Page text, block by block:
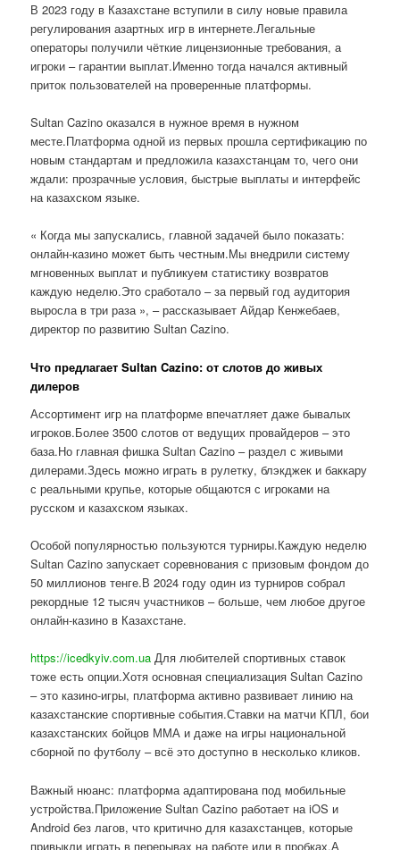
В 2023 году в Казахстане вступили в силу новые правила
регулирования азартных игр в интернете.Легальные
операторы получили чёткие лицензионные требования, а
игроки – гарантии выплат.Именно тогда начался активный
приток пользователей на проверенные платформы.
Sultan Cazino оказался в нужное время в нужном
месте.Платформа одной из первых прошла сертификацию по
новым стандартам и предложила казахстанцам то, чего они
ждали: прозрачные условия, быстрые выплаты и интерфейс
на казахском языке.
« Когда мы запускались, главной задачей было показать:
онлайн-казино может быть честным.Мы внедрили систему
мгновенных выплат и публикуем статистику возвратов
каждую неделю.Это сработало – за первый год аудитория
выросла в три раза », – рассказывает Айдар Кенжебаев,
директор по развитию Sultan Cazino.
Что предлагает Sultan Cazino: от слотов до живых
дилеров
Ассортимент игр на платформе впечатляет даже бывалых
игроков.Более 3500 слотов от ведущих провайдеров – это
база.Но главная фишка Sultan Cazino – раздел с живыми
дилерами.Здесь можно играть в рулетку, блэкджек и баккару
с реальными крупье, которые общаются с игроками на
русском и казахском языках.
Особой популярностью пользуются турниры.Каждую неделю
Sultan Cazino запускает соревнования с призовым фондом до
50 миллионов тенге.В 2024 году один из турниров собрал
рекордные 12 тысяч участников – больше, чем любое другое
онлайн-казино в Казахстане.
https://icedkyiv.com.ua Для любителей спортивных ставок
тоже есть опции.Хотя основная специализация Sultan Cazino
– это казино-игры, платформа активно развивает линию на
казахстанские спортивные события.Ставки на матчи КПЛ, бои
казахстанских бойцов ММА и даже на игры национальной
сборной по футболу – всё это доступно в несколько кликов.
Важный нюанс: платформа адаптирована под мобильные
устройства.Приложение Sultan Cazino работает на iOS и
Android без лагов, что критично для казахстанцев, которые
привыкли играть в перерывах на работе или в пробках.А